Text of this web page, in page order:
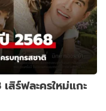
สิร์ฟละครใหม่แกะ